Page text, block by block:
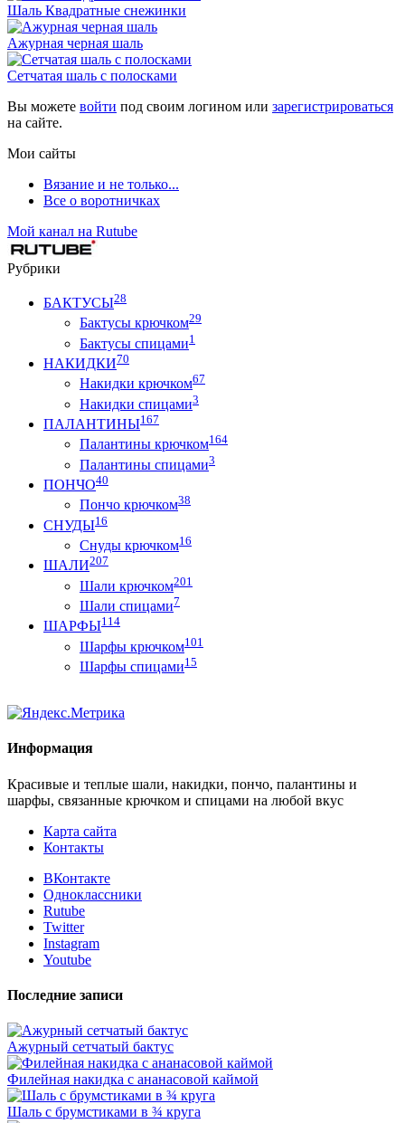
Шаль Квадратные снежинки
Ажурная черная шаль
Сетчатая шаль с полосками
Вы можете войти под своим логином или зарегистрироваться
на сайте.
Мои сайты
Вязание и не только...
Все о воротничках
Мой канал на Rutube
Рубрики
БАКТУСЫ28
Бактусы крючком29
Бактусы спицами1
НАКИДКИ70
Накидки крючком67
Накидки спицами3
ПАЛАНТИНЫ167
Палантины крючком164
Палантины спицами3
ПОНЧО40
Пончо крючком38
СНУДЫ16
Снуды крючком16
ШАЛИ207
Шали крючком201
Шали спицами7
ШАРФЫ114
Шарфы крючком101
Шарфы спицами15
Информация
Красивые и теплые шали, накидки, пончо, палантины и
шарфы, связанные крючком и спицами на любой вкус
Карта сайта
Контакты
ВКонтакте
Одноклассники
Rutube
Twitter
Instagram
Youtube
Последние записи
Ажурный сетчатый бактус
Филейная накидка с ананасовой каймой
Шаль с брумстиками в ¾ круга